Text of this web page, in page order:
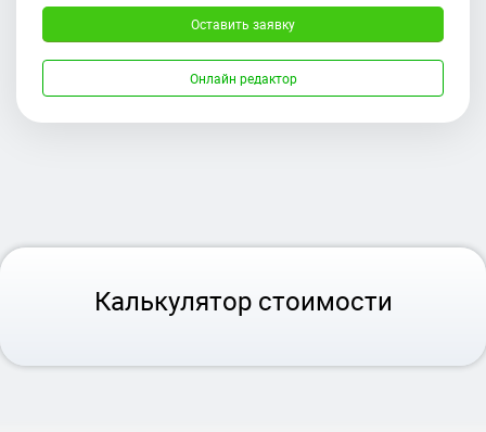
Оставить заявку
Онлайн редактор
Калькулятор стоимости